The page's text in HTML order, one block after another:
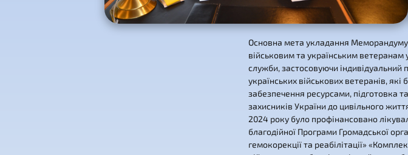
Основна мета укладання
військовим та українським ветеранам
служби, застосовуючи індивідуальний
українських військових ветеранів, які
забезпечення ресурсами, підготовка
захисників України до цивільного
2024 року було профінансовано
благодійної Програми Громадської
гемокорекції та реабілітації»